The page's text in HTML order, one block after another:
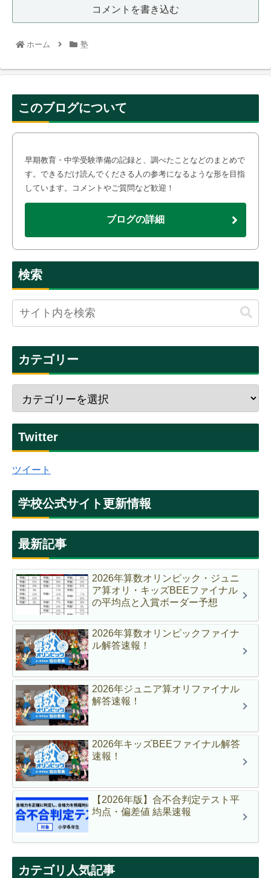
コメントを書き込む
ホーム 塾
このブログについて
早期教育・中学受験準備の記録と、調べたことなどのまとめで
す。できるだけ読んでくださる人の参考になるような形を目指
しています。コメントやご質問など歓迎！
ブログの詳細
検索
カテゴリー
Twitter
ツイート
学校公式サイト更新情報
最新記事
2026年算数オリンピック・ジュニ
ア算オリ・キッズBEEファイナル
の平均点と入賞ボーダー予想
2026年算数オリンピックファイナ
ル解答速報！
2026年ジュニア算オリファイナル
解答速報！
2026年キッズBEEファイナル解答
速報！
【2026年版】合不合判定テスト平
均点・偏差値 結果速報
カテゴリ人気記事